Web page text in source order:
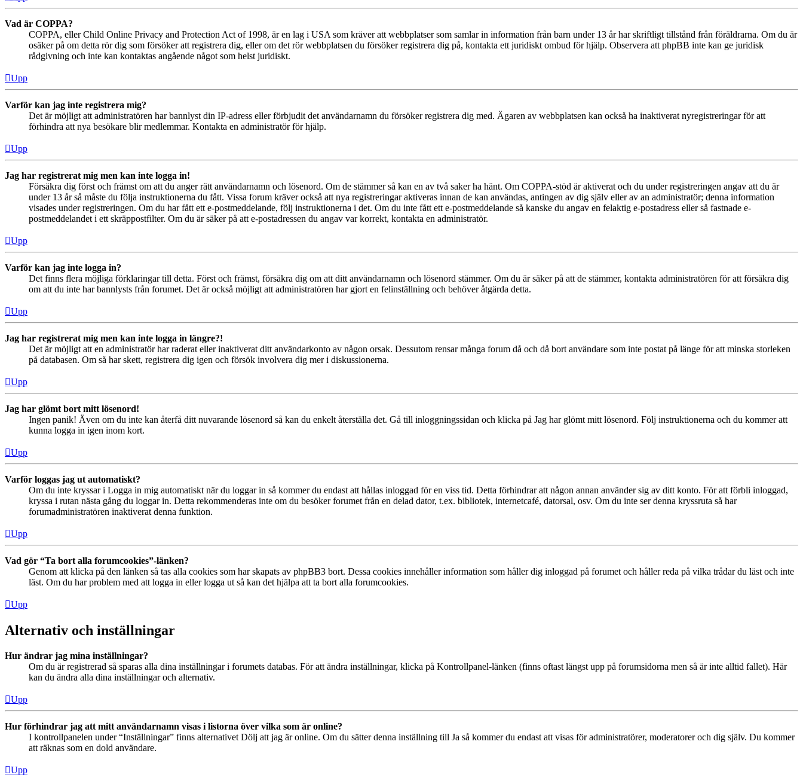
Vad är COPPA?
COPPA, eller Child Online Privacy and Protection Act of 1998, är en lag i USA som kräver att webbplatser som samlar in information från barn under 13 år har skriftligt tillstånd från föräldrarna. Om du är
osäker på om detta rör dig som försöker att registrera dig, eller om det rör webbplatsen du försöker registrera dig på, kontakta ett juridiskt ombud för hjälp. Observera att phpBB inte kan ge juridisk
rådgivning och inte kan kontaktas angående något som helst juridiskt.
Upp
Varför kan jag inte registrera mig?
Det är möjligt att administratören har bannlyst din IP-adress eller förbjudit det användarnamn du försöker registrera dig med. Ägaren av webbplatsen kan också ha inaktiverat nyregistreringar för att
förhindra att nya besökare blir medlemmar. Kontakta en administratör för hjälp.
Upp
Jag har registrerat mig men kan inte logga in!
Försäkra dig först och främst om att du anger rätt användarnamn och lösenord. Om de stämmer så kan en av två saker ha hänt. Om COPPA-stöd är aktiverat och du under registreringen angav att du är
under 13 år så måste du följa instruktionerna du fått. Vissa forum kräver också att nya registreringar aktiveras innan de kan användas, antingen av dig själv eller av an administratör; denna information
visades under registreringen. Om du har fått ett e-postmeddelande, följ instruktionerna i det. Om du inte fått ett e-postmeddelande så kanske du angav en felaktig e-postadress eller så fastnade e-
postmeddelandet i ett skräppostfilter. Om du är säker på att e-postadressen du angav var korrekt, kontakta en administratör.
Upp
Varför kan jag inte logga in?
Det finns flera möjliga förklaringar till detta. Först och främst, försäkra dig om att ditt användarnamn och lösenord stämmer. Om du är säker på att de stämmer, kontakta administratören för att försäkra dig
om att du inte har bannlysts från forumet. Det är också möjligt att administratören har gjort en felinställning och behöver åtgärda detta.
Upp
Jag har registrerat mig men kan inte logga in längre?!
Det är möjligt att en administratör har raderat eller inaktiverat ditt användarkonto av någon orsak. Dessutom rensar många forum då och då bort användare som inte postat på länge för att minska storleken
på databasen. Om så har skett, registrera dig igen och försök involvera dig mer i diskussionerna.
Upp
Jag har glömt bort mitt lösenord!
Ingen panik! Även om du inte kan återfå ditt nuvarande lösenord så kan du enkelt återställa det. Gå till inloggningssidan och klicka på Jag har glömt mitt lösenord. Följ instruktionerna och du kommer att
kunna logga in igen inom kort.
Upp
Varför loggas jag ut automatiskt?
Om du inte kryssar i Logga in mig automatiskt när du loggar in så kommer du endast att hållas inloggad för en viss tid. Detta förhindrar att någon annan använder sig av ditt konto. För att förbli inloggad,
kryssa i rutan nästa gång du loggar in. Detta rekommenderas inte om du besöker forumet från en delad dator, t.ex. bibliotek, internetcafé, datorsal, osv. Om du inte ser denna kryssruta så har
forumadministratören inaktiverat denna funktion.
Upp
Vad gör “Ta bort alla forumcookies”-länken?
Genom att klicka på den länken så tas alla cookies som har skapats av phpBB3 bort. Dessa cookies innehåller information som håller dig inloggad på forumet och håller reda på vilka trådar du läst och inte
läst. Om du har problem med att logga in eller logga ut så kan det hjälpa att ta bort alla forumcookies.
Upp
Alternativ och inställningar
Hur ändrar jag mina inställningar?
Om du är registrerad så sparas alla dina inställningar i forumets databas. För att ändra inställningar, klicka på Kontrollpanel-länken (finns oftast längst upp på forumsidorna men så är inte alltid fallet). Här
kan du ändra alla dina inställningar och alternativ.
Upp
Hur förhindrar jag att mitt användarnamn visas i listorna över vilka som är online?
I kontrollpanelen under “Inställningar” finns alternativet Dölj att jag är online. Om du sätter denna inställning till Ja så kommer du endast att visas för administratörer, moderatorer och dig själv. Du kommer
att räknas som en dold användare.
Upp